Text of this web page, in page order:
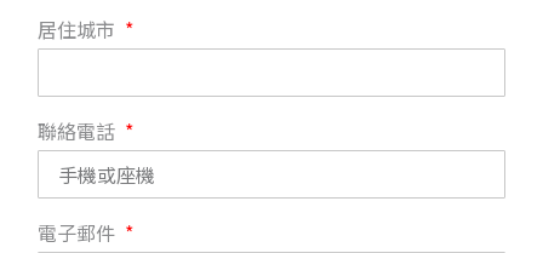
居住城市
聯絡電話
電子郵件